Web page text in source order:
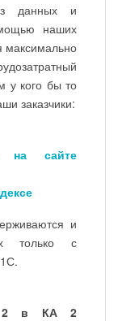
данных и
наших
максимально
у кого бы то
заказчики:
на сайте
и
только с
2 в КА 2